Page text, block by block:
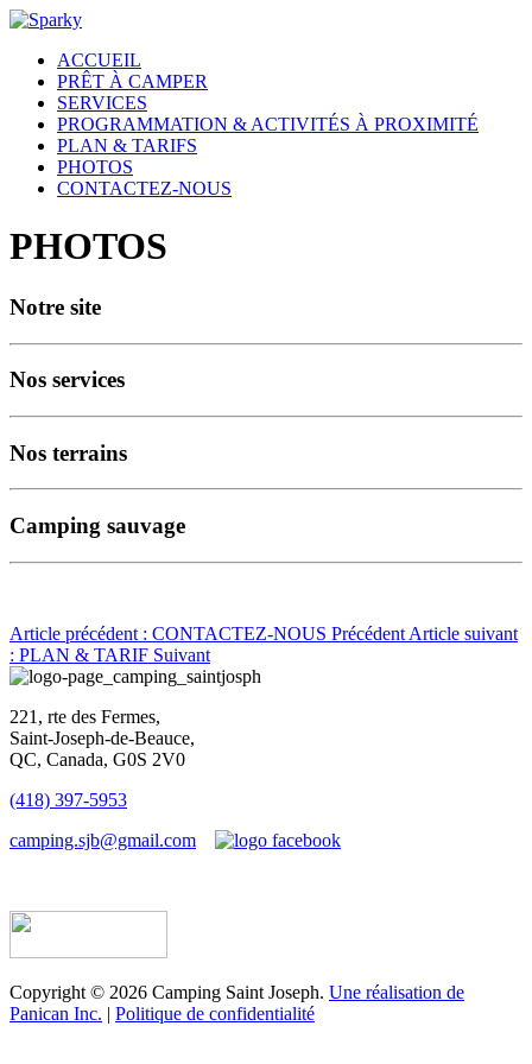
ACCUEIL
PRÊT À CAMPER
SERVICES
PROGRAMMATION & ACTIVITÉS À PROXIMITÉ
PLAN & TARIFS
PHOTOS
CONTACTEZ-NOUS
PHOTOS
Notre site
Nos services
Nos terrains
Camping sauvage
Article précédent : CONTACTEZ-NOUS Précédent Article suivant
: PLAN & TARIF Suivant
221, rte des Fermes,
Saint-Joseph-de-Beauce,
QC, Canada, G0S 2V0
(418) 397-5953
camping.sjb@gmail.com
Copyright © 2026 Camping Saint Joseph. Une réalisation de
Panican Inc. | Politique de confidentialité